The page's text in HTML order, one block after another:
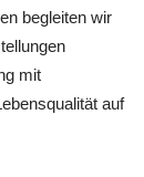
begleiten wir
mit
auf